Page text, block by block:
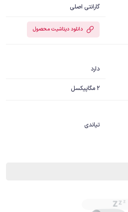
گارانتی اصلی
دانلود دیتاشیت محصول
دارد
2 مگاپیکسل
تیاندی